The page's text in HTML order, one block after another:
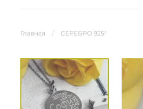
Главная СЕРЕБРО 925°